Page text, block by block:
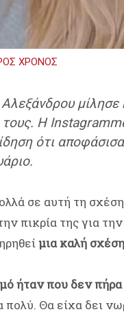
ΧΡΟΝΟΣ
Η
ότι
σε αυτή τη
πικρία της για
μια καλή
ήταν που δεν
πολύ. Θα είχα δει